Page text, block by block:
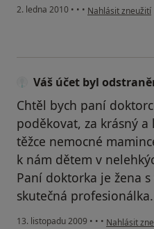
2. ledna 2010 • • • podle názoru
Nahlásit zneužití
Váš účet byl
Chtěl bych paní
poděkovat, za krásný
těžce nemocné
k nám dětem v
Paní doktorka je žena
skutečná
13. listopadu 2009 • • • podle
Nahlásit